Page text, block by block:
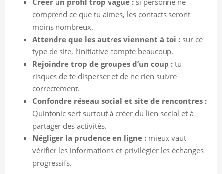
comprend ce que tu aimes, les contacts seront
moins nombreux.
Attendre que les autres viennent à toi : sur ce
type de site, l’initiative compte beaucoup.
Rejoindre trop de groupes d’un coup : tu
risques de te disperser et de ne rien suivre
correctement.
Confondre réseau social et site de rencontres :
Quintonic sert surtout à créer du lien social et à
partager des activités.
Négliger la prudence en ligne : mieux vaut
vérifier les informations et privilégier les échanges
progressifs.